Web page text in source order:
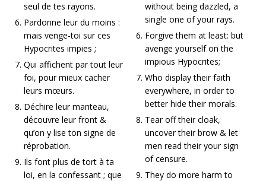
seul de tes rayons.
Pardonne leur du moins :
mais venge-toi sur ces
Hypocrites impies ;
Qui affichent par tout leur
foi, pour mieux cacher
leurs mœurs.
Déchire leur manteau,
découvre leur front &
qu’on y lise ton signe de
réprobation.
Ils font plus de tort à ta
loi, en la confessant ; que
without being dazzled, a
single one of your rays.
Forgive them at least: but
avenge yourself on the
impious Hypocrites;
Who display their faith
everywhere, in order to
better hide their morals.
Tear off their cloak,
uncover their brow & let
men read their your sign
of censure.
They do more harm to